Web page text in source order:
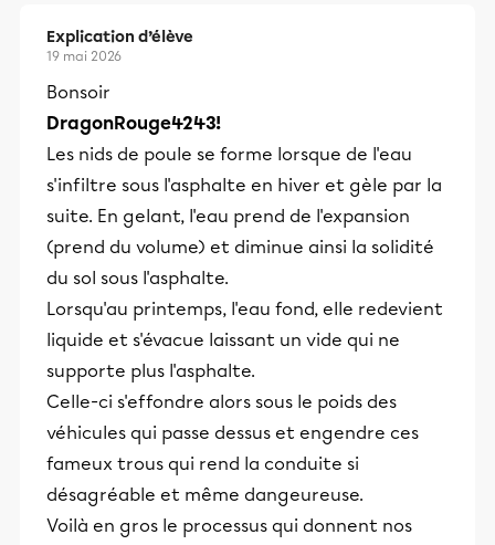
Explication d’élève
19 mai 2026
Bonsoir
DragonRouge4243!
Les nids de poule se forme lorsque de l'eau
s'infiltre sous l'asphalte en hiver et gèle par la
suite. En gelant, l'eau prend de l'expansion
(prend du volume) et diminue ainsi la solidité
du sol sous l'asphalte.
Lorsqu'au printemps, l'eau fond, elle redevient
liquide et s'évacue laissant un vide qui ne
supporte plus l'asphalte.
Celle-ci s'effondre alors sous le poids des
véhicules qui passe dessus et engendre ces
fameux trous qui rend la conduite si
désagréable et même dangeureuse.
Voilà en gros le processus qui donnent nos